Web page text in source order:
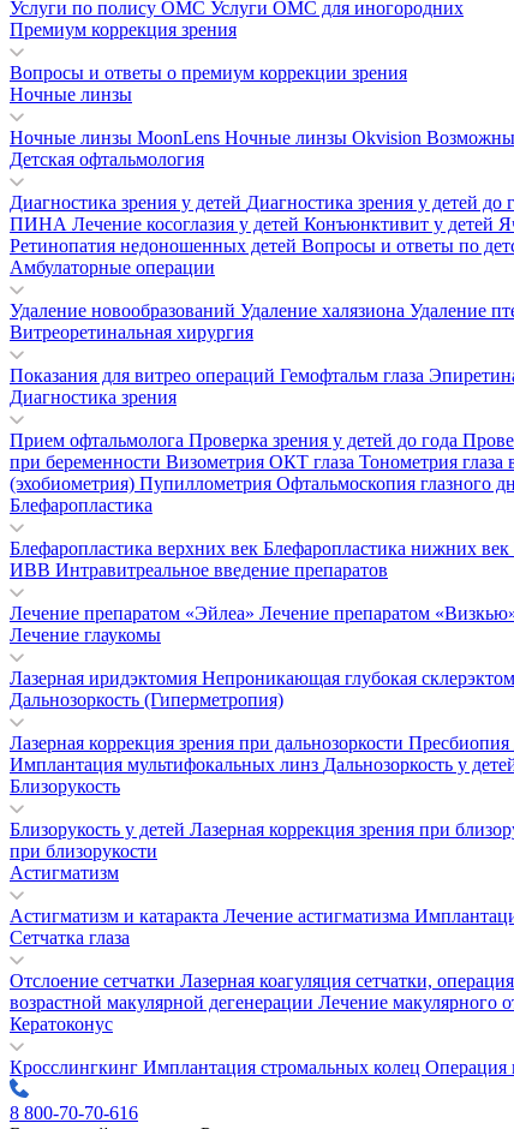
Услуги по полису ОМС Услуги ОМС для иногородних
Премиум коррекция зрения
Вопросы и ответы о премиум коррекции зрения
Ночные линзы
Ночные линзы MoonLens Ночные линзы Okvision
Детская офтальмология
Диагностика зрения у детей Диагностика зрения у детей до
ПИНА Лечение косоглазия у детей Конъюнктивит у детей
Ретинопатия недоношенных детей Вопросы и ответы по
Амбулаторные операции
Удаление новообразований Удаление халязиона Удаление
Витреоретинальная хирургия
Показания для витрео операций Гемофтальм глаза
Диагностика зрения
Прием офтальмолога Проверка зрения у детей до года
при беременности Визометрия ОКТ глаза Тонометрия глаза
(эхобиометрия) Пупиллометрия Офтальмоскопия глазного
Блефаропластика
Блефаропластика верхних век Блефаропластика нижних век
ИВВ Интравитреальное введение препаратов
Лечение препаратом «Эйлеа» Лечение препаратом
Лечение глаукомы
Лазерная иридэктомия Непроникающая глубокая
Дальнозоркость (Гиперметропия)
Лазерная коррекция зрения при дальнозоркости Пресбиопия
Имплантация мультифокальных линз Дальнозоркость у
Близорукость
Близорукость у детей Лазерная коррекция зрения при
при близорукости
Астигматизм
Астигматизм и катаракта Лечение астигматизма
Сетчатка глаза
Отслоение сетчатки Лазерная коагуляция сетчатки,
возрастной макулярной дегенерации Лечение макулярного
Кератоконус
Кросслингкинг Имплантация стромальных колец Операция
8 800-70-70-616